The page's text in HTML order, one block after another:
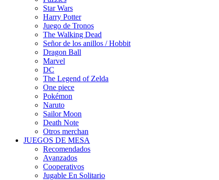
Star Wars
Harry Potter
Juego de Tronos
The Walking Dead
Señor de los anillos / Hobbit
Dragon Ball
Marvel
DC
The Legend of Zelda
One piece
Pokémon
Naruto
Sailor Moon
Death Note
Otros merchan
JUEGOS DE MESA
Recomendados
Avanzados
Cooperativos
Jugable En Solitario